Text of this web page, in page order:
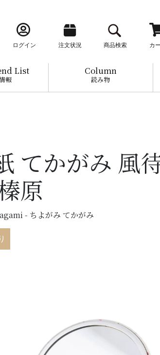
ログイン 注文状況 商品検索 カ
List
報
Column
読み物
てかがみ 風
原
- ちよがみ てかがみ